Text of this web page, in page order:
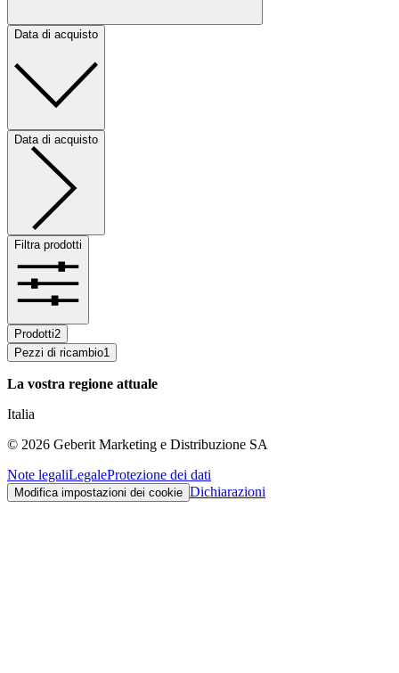
Data di acquisto
Data di acquisto
Filtra prodotti
Prodotti2
Pezzi di ricambio1
La vostra regione attuale
Italia
© 2026 Geberit Marketing e Distribuzione SA
Note legaliLegaleProtezione dei dati
Modifica impostazioni dei cookie Dichiarazioni